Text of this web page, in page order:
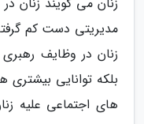
مدیریتی دست کم
زنان در وظایف
بلکه توانایی
های اجتماعی علیه